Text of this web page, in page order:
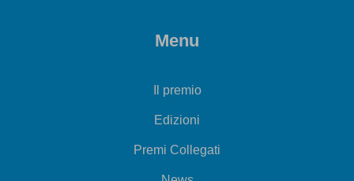
Menu
Il premio
Edizioni
Premi Collegati